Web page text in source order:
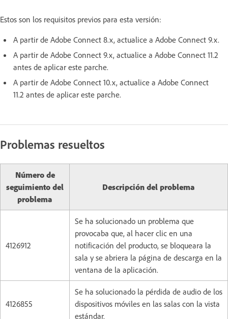
Estos son los requisitos previos para esta versión:
A partir de Adobe Connect 8.x, actualice a Adobe Connect 9.x.
A partir de Adobe Connect 9.x, actualice a Adobe Connect 11.2
antes de aplicar este parche.
A partir de Adobe Connect 10.x, actualice a Adobe Connect
11.2 antes de aplicar este parche.
Problemas resueltos
Número de
seguimiento del
problema
Descripción del problema
4126912
Se ha solucionado un problema que
provocaba que, al hacer clic en una
notificación del producto, se bloqueara la
sala y se abriera la página de descarga en la
ventana de la aplicación.
4126855
Se ha solucionado la pérdida de audio de los
dispositivos móviles en las salas con la vista
estándar.